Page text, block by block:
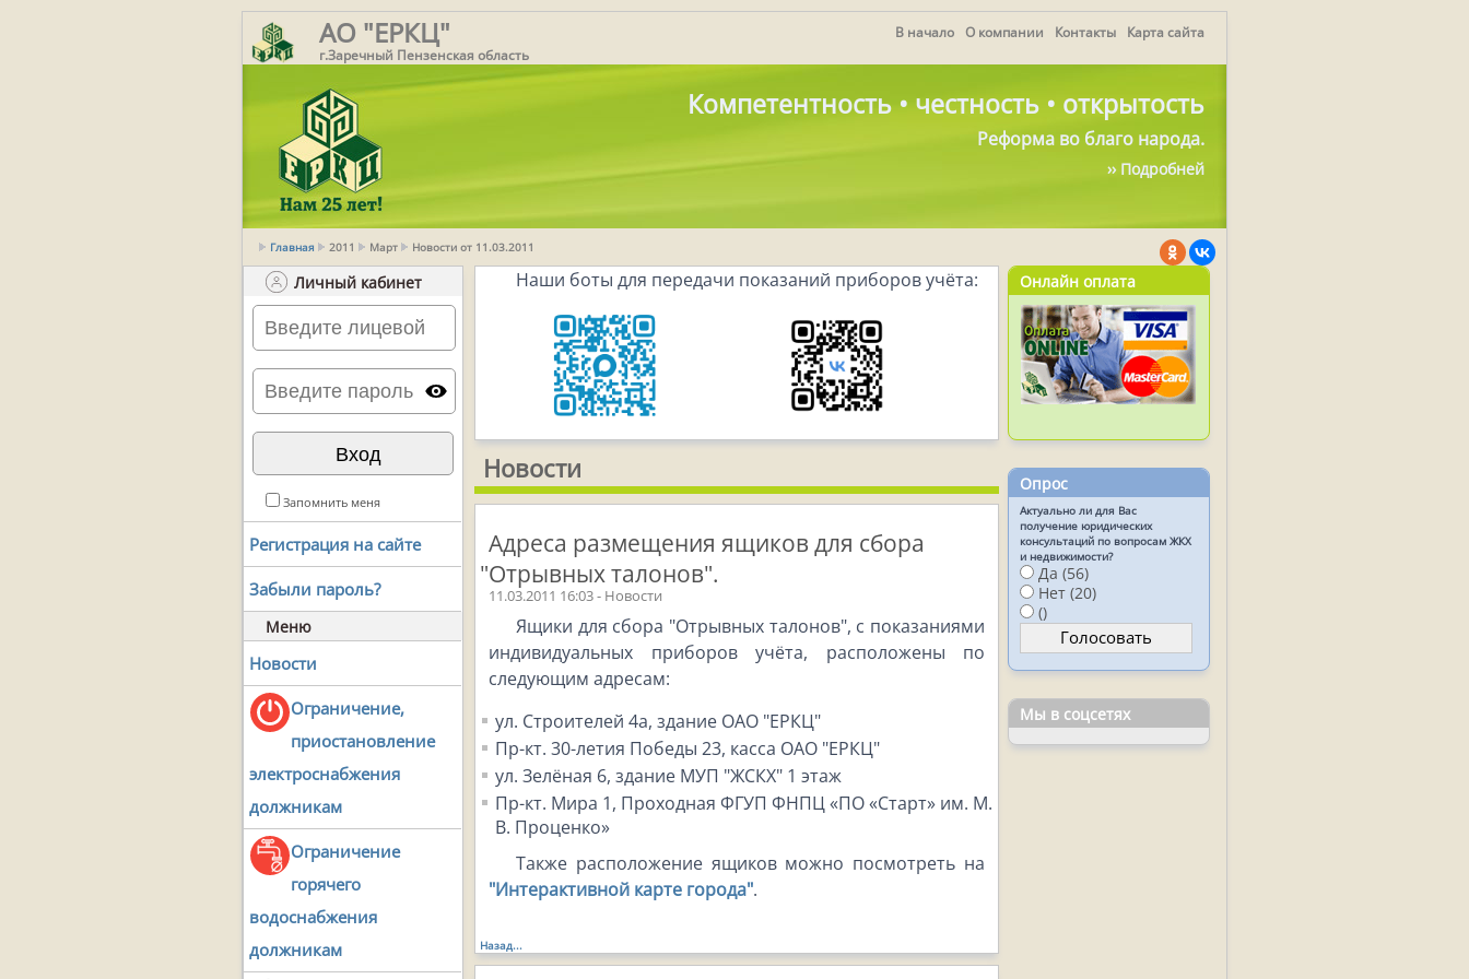
АО "ЕРКЦ"
г.Заречный Пензенская область
В начало О компании Контакты Карта сайта
Компетентность • честность • открытость
Реформа во благо народа.
›› Подробней
Главная 2011 Март Новости от 11.03.2011
Личный кабинет
Запомнить меня
Регистрация на сайте
Забыли пароль?
Меню
Новости
Ограничение,
приостановление
электроснабжения
должникам
Ограничение
горячего
водоснабжения
должникам
Наши боты для передачи показаний приборов учёта:
Новости
Адреса размещения ящиков для сбора
"Отрывных талонов".
11.03.2011 16:03 - Новости
Ящики для сбора "Отрывных талонов", с показаниями
индивидуальных приборов учёта, расположены по
следующим адресам:
ул. Строителей 4а, здание ОАО "ЕРКЦ"
Пр-кт. 30-летия Победы 23, касса ОАО "ЕРКЦ"
ул. Зелёная 6, здание МУП "ЖСКХ" 1 этаж
Пр-кт. Мира 1, Проходная ФГУП ФНПЦ «ПО «Старт» им. М.
В. Проценко»
Также расположение ящиков можно посмотреть на
"Интерактивной карте города".
Назад...
Онлайн оплата
Опрос
Актуально ли для Вас
получение юридических
консультаций по вопросам ЖКХ
и недвижимости?
Да (56)
Нет (20)
()
Мы в соцсетях